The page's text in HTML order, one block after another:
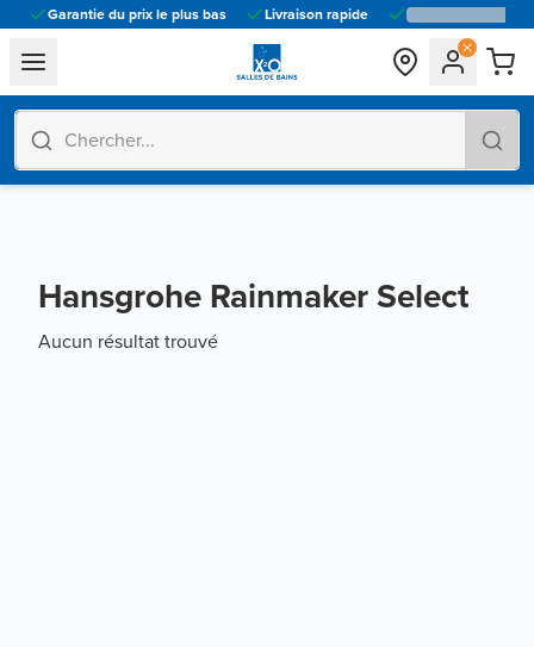
Garantie du prix le plus bas Livraison rapide
general.navigation.toggle_menu.label
Hansgrohe Rainmaker Select
Aucun résultat trouvé